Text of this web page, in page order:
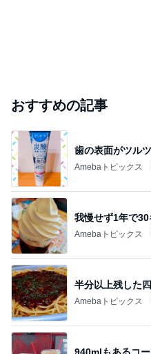
おすすめの記事
歯の表面がツル
Amebaトピックス
我慢せず1年で
Amebaトピックス
半分以上残した
Amebaトピックス
940mlもあるコ